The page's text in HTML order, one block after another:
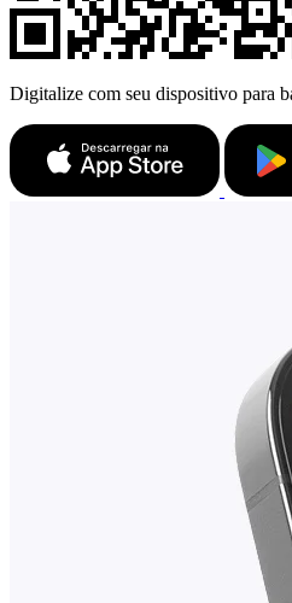
Digitalize com seu dispositivo para